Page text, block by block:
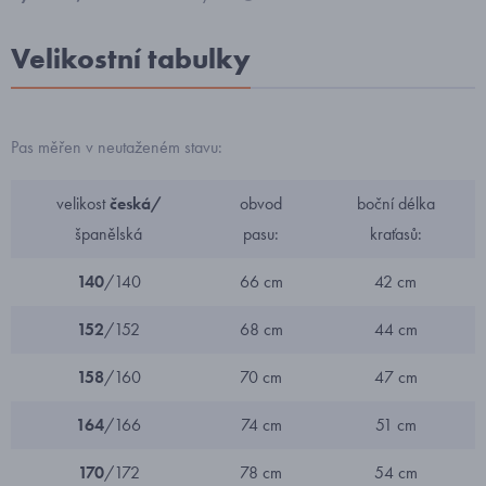
Velikostní tabulky
Pas měřen v neutaženém stavu:
velikostčeská/
španělská
obvod
pasu:
boční délka
kraťasů:
140/140 66 cm 42 cm
152/152 68 cm 44 cm
158/160 70 cm 47 cm
164/166 74 cm 51 cm
170/172 78 cm 54 cm